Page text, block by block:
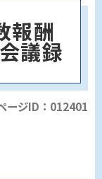
報酬
議録
ージID：012401